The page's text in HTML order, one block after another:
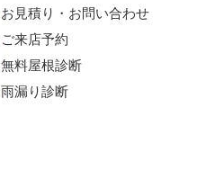
お見積り・お問い合わせ
ご来店予約
無料屋根診断
雨漏り診断